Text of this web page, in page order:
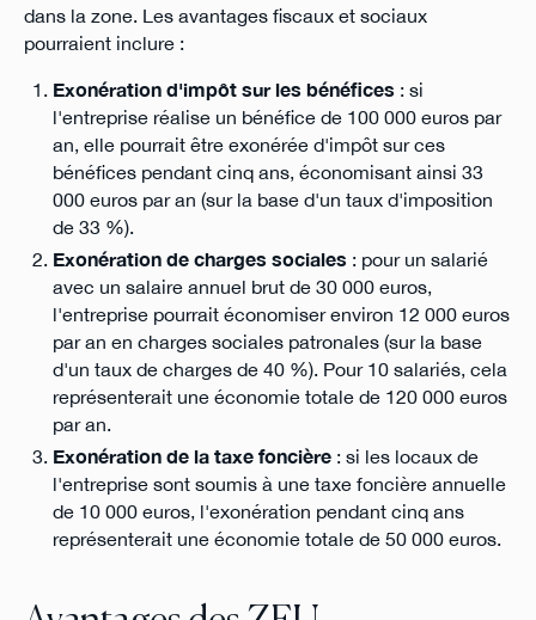
dans la zone. Les avantages fiscaux et sociaux
pourraient inclure :
Exonération d'impôt sur les bénéfices : si
l'entreprise réalise un bénéfice de 100 000 euros par
an, elle pourrait être exonérée d'impôt sur ces
bénéfices pendant cinq ans, économisant ainsi 33
000 euros par an (sur la base d'un taux d'imposition
de 33 %).
Exonération de charges sociales : pour un salarié
avec un salaire annuel brut de 30 000 euros,
l'entreprise pourrait économiser environ 12 000 euros
par an en charges sociales patronales (sur la base
d'un taux de charges de 40 %). Pour 10 salariés, cela
représenterait une économie totale de 120 000 euros
par an.
Exonération de la taxe foncière: si les locaux de
l'entreprise sont soumis à une taxe foncière annuelle
de 10 000 euros, l'exonération pendant cinq ans
représenterait une économie totale de 50 000 euros.